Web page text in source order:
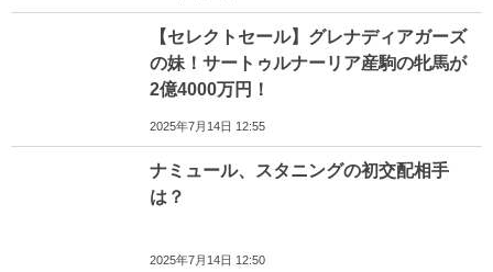
【セレクトセール】グレナディアガーズ
の妹！サートゥルナーリア産駒の牝馬が
2億4000万円！
2025年7月14日 12:55
ナミュール、スタニングの初交配相手
は？
2025年7月14日 12:50